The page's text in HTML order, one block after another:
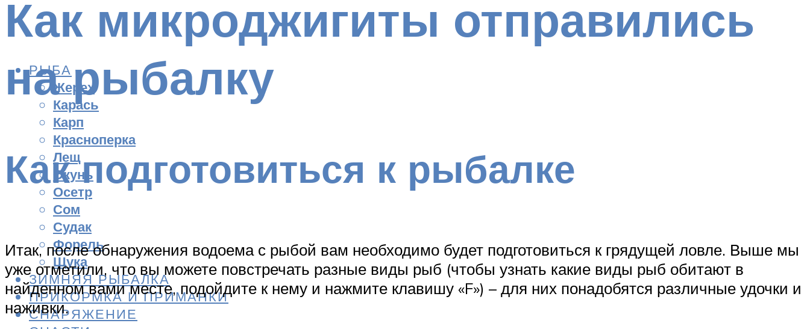
РЫБА
Жерех
Карась
Карп
Красноперка
Лещ
Окунь
Осетр
Сом
Судак
Форель
Щука
ЗИМНЯЯ РЫБАЛКА
ПРИКОРМКА И ПРИМАНКИ
СНАРЯЖЕНИЕ
Как микроджигиты отправились
на рыбалку
Как подготовиться к рыбалке
Итак, после обнаружения водоема с рыбой вам необходимо будет подготовиться к грядущей ловле. Выше мы
уже отметили, что вы можете повстречать разные виды рыб (чтобы узнать какие виды рыб обитают в
найденном вами месте, подойдите к нему и нажмите клавишу «F») – для них понадобятся различные удочки и
наживки.